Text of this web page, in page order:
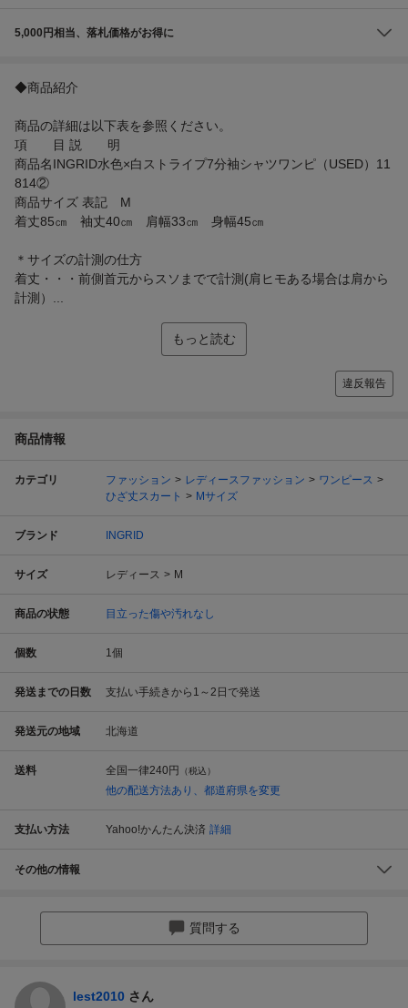
5,000円相当、落札価格がお得に
◆商品紹介
商品の詳細は以下表を参照ください。
項 目 説 明
商品名INGRID水色×白ストライプ7分袖シャツワンピ（USED）11
814②
商品サイズ 表記 M
着丈85㎝ 袖丈40㎝ 肩幅33㎝ 身幅45㎝
＊サイズの計測の仕方
着丈・・・前側首元からスソまでで計測(肩ヒモある場合は肩から
計測）...
もっと読む
違反報告
商品情報
カテゴリ ファッション レディースファッション
ワンピース
ひざ丈スカート
Mサイズ
ブランド INGRID
サイズ レディース M
商品の状態 目立った傷や汚れなし
個数 1個
発送までの日数 支払い手続きから1～2日で発送
発送元の地域 北海道
送料 全国一律240円 （税込）
他の配送方法あり、都道府県を変更
支払い方法 Yahoo!かんたん決済 詳細
その他の情報
質問する
lest2010 さん